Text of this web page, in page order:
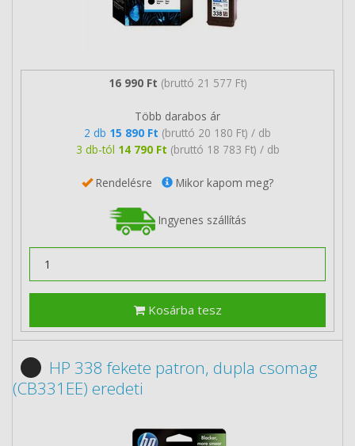
16 990 Ft (bruttó 21 577 Ft)
Több darabos ár
2 db 15 890 Ft (bruttó 20 180 Ft) / db
3 db-tól 14 790 Ft (bruttó 18 783 Ft) / db
Rendelésre Mikor kapom meg?
Ingyenes szállítás
Kosárba tesz
HP 338 fekete patron, dupla csomag
(CB331EE) eredeti